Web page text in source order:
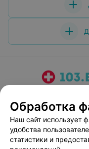
Медицинский
Обработка
Наш сайт использует
удобства
статистики и